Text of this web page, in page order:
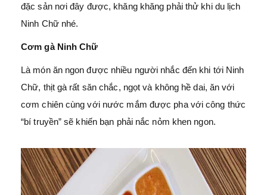
đặc sản nơi đây được, khăng khăng phải thử khi du lịch
Ninh Chữ nhé.
Cơm gà Ninh Chữ
Là món ăn ngon được nhiều người nhắc đến khi tới Ninh
Chữ, thịt gà rất săn chắc, ngọt và không hề dai, ăn với
cơm chiên cùng với nước mắm được pha với công thức
“bí truyền” sẽ khiến bạn phải nắc nỏm khen ngon.